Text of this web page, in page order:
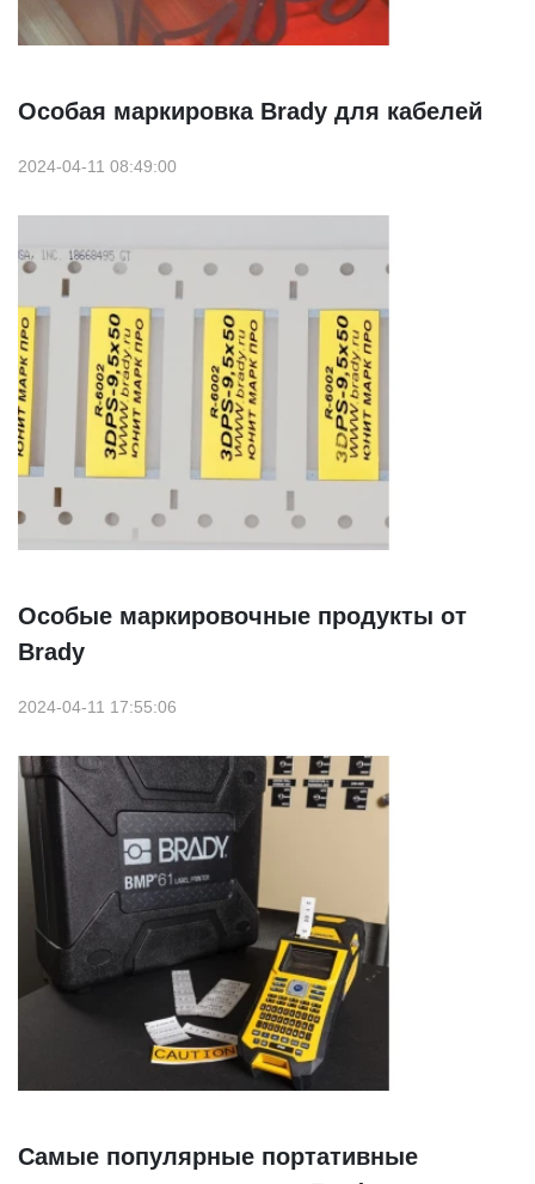
Особая маркировка Brady для кабелей
2024-04-11 08:49:00
Особые маркировочные продукты от
Brady
2024-04-11 17:55:06
Самые популярные портативные